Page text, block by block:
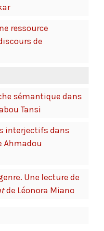
ressource
de
sémantique dans
Tansi
interjectifs dans
Ahmadou
Une lecture de
de Léonora Miano